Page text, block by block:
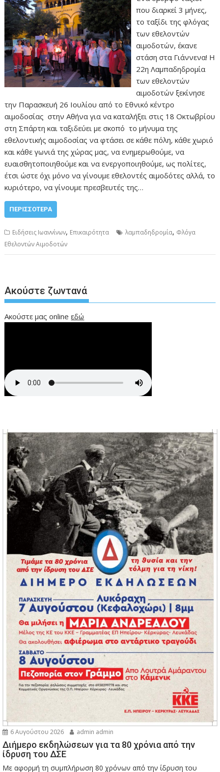
που διαρκεί 3 μήνες,
το ταξίδι της φλόγας
των εθελοντών
αιμοδοτών, έκανε
στάση στα Γιάννενα! Η
22η Λαμπαδηδρομία
των εθελοντών
αιμοδοτών ξεκίνησε
την Παρασκευή 26 Ιουλίου από το Εθνικό κέντρο
αιμοδοσίας στην Αθήνα για να καταλήξει στις 18 Οκτωβρίου
στη Σπάρτη και ταξιδεύει με σκοπό το μήνυμα της
εθελοντικής αιμοδοσίας να φτάσει σε κάθε πόλη, κάθε χωριό
και κάθε γωνιά της χώρας μας, να ενημερωθούμε, να
ευαισθητοποιηθούμε και να ενεργοποιηθούμε, ως πολίτες,
έτσι ώστε όχι μόνο να γίνουμε εθελοντές αιμοδότες αλλά, το
κυριότερο, να γίνουμε πρεσβευτές της…
ΠΕΡΙΣΣΌΤΕΡΑ
Ειδήσεις Ιωαννίνων, Επικαιρότητα λαμπαδηδρομία, Φλόγα
Εθελοντών Αιμοδοτών
Ακούστε ζωντανά
Ακούστε μας onlineεδώ
6 Αυγούστου 2026 admin admin
Διήμερο εκδηλώσεων για τα 80 χρόνια από την
ίδρυση του ΔΣΕ
Με αφορμή τη συμπλήρωση 80 χρόνων από την ίδρυση του